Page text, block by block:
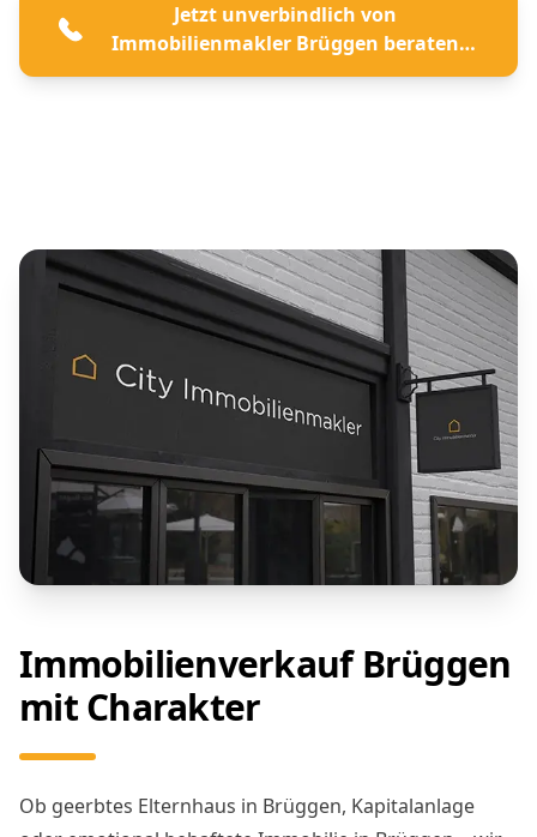
Jetzt unverbindlich von
Immobilienmakler Brüggen beraten
lassen
Immobilienverkauf Brüggen
mit Charakter
Ob geerbtes Elternhaus in Brüggen, Kapitalanlage